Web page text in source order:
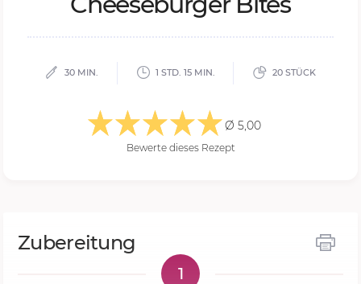
30 MIN. 1 STD. 15 MIN. 20 STÜCK
Ø 5,00
Bewerte dieses Rezept
Zubereitung
1